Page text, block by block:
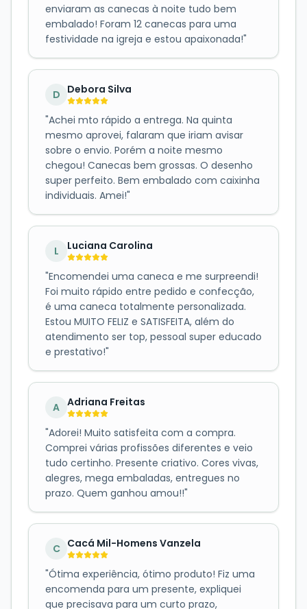
enviaram as canecas à noite tudo bem
embalado! Foram 12 canecas para uma
festividade na igreja e estou apaixonada!"
D Debora Silva
"Achei mto rápido a entrega. Na quinta
mesmo aprovei, falaram que iriam avisar
sobre o envio. Porém a noite mesmo
chegou! Canecas bem grossas. O desenho
super perfeito. Bem embalado com caixinha
individuais. Amei!"
L Luciana Carolina
"Encomendei uma caneca e me surpreendi!
Foi muito rápido entre pedido e confecção,
é uma caneca totalmente personalizada.
Estou MUITO FELIZ e SATISFEITA, além do
atendimento ser top, pessoal super educado
e prestativo!"
A Adriana Freitas
"Adorei! Muito satisfeita com a compra.
Comprei várias profissões diferentes e veio
tudo certinho. Presente criativo. Cores vivas,
alegres, mega embaladas, entregues no
prazo. Quem ganhou amou!!"
C Cacá Mil-Homens Vanzela
"Ótima experiência, ótimo produto! Fiz uma
encomenda para um presente, expliquei
que precisava para um curto prazo,